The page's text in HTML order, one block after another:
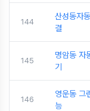
144
산성동자
결
145
명암동 자
기
146
영운동 그
능